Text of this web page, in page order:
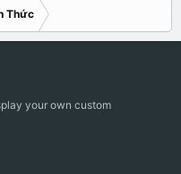
Thức
your own custom